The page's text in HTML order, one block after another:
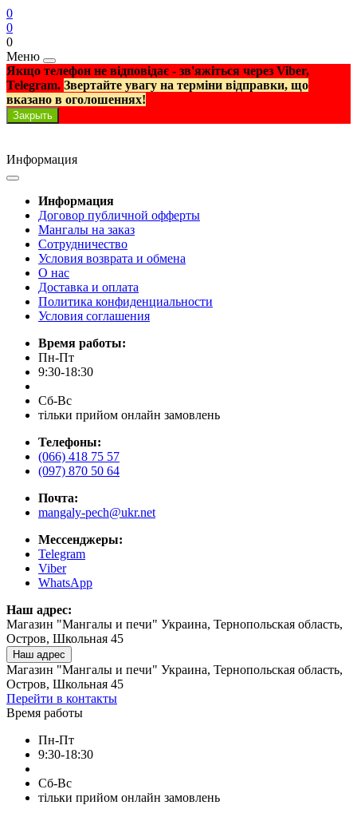
0
0
0
Меню
Якщо телефон не відповідає - зв'яжіться через Viber,
Telegram. Звертайте увагу на терміни відправки, що
вказано в оголошеннях!
Закрыть
Информация
Информация
Договор публичной офферты
Мангалы на заказ
Сотрудничество
Условия возврата и обмена
О нас
Доставка и оплата
Политика конфиденциальности
Условия соглашения
Время работы:
Пн-Пт
9:30-18:30
Сб-Вс
тільки прийом онлайн замовлень
Телефоны:
(066) 418 75 57
(097) 870 50 64
Почта:
mangaly-pech@ukr.net
Мессенджеры:
Telegram
Viber
WhatsApp
Наш адрес:
Магазин "Мангалы и печи" Украина, Тернопольская область,
Остров, Школьная 45
Наш адрес
Магазин "Мангалы и печи" Украина, Тернопольская область,
Остров, Школьная 45
Перейти в контакты
Время работы
Пн-Пт
9:30-18:30
Сб-Вс
тільки прийом онлайн замовлень